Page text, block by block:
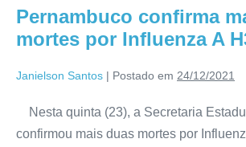
Pernambuco confirma
mortes por Influenza A
Janielson Santos | Postado em 24/12/2021
Nesta quinta (23), a Secretaria
confirmou mais duas mortes por